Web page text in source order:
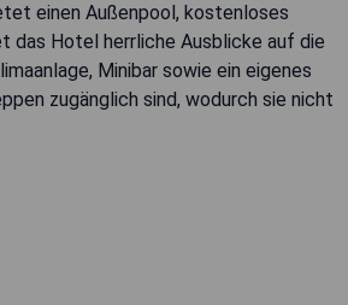
einen Außenpool, kostenloses
das Hotel herrliche Ausblicke auf die
Minibar sowie ein eigenes
zugänglich sind, wodurch sie nicht